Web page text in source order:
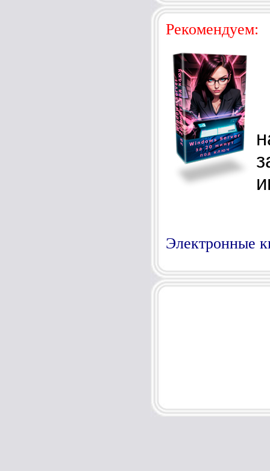
Рекомендуем:
Электронные